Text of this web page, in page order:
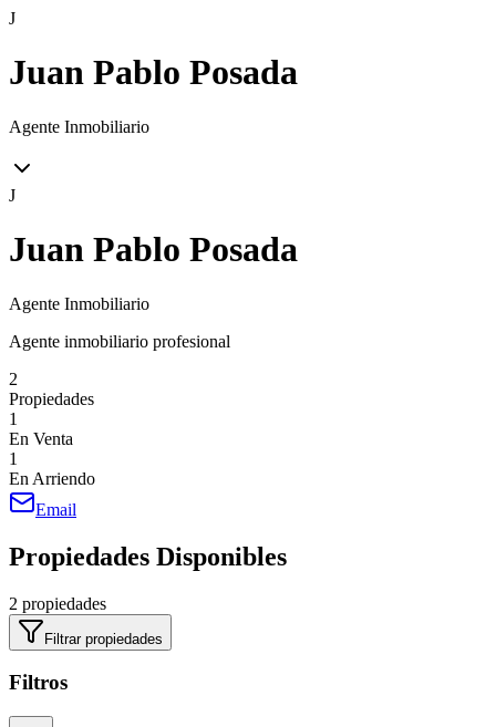
J
Juan Pablo Posada
Agente Inmobiliario
J
Juan Pablo Posada
Agente Inmobiliario
Agente inmobiliario profesional
2
Propiedades
1
En Venta
1
En Arriendo
Email
Propiedades Disponibles
2 propiedades
Filtrar propiedades
Filtros